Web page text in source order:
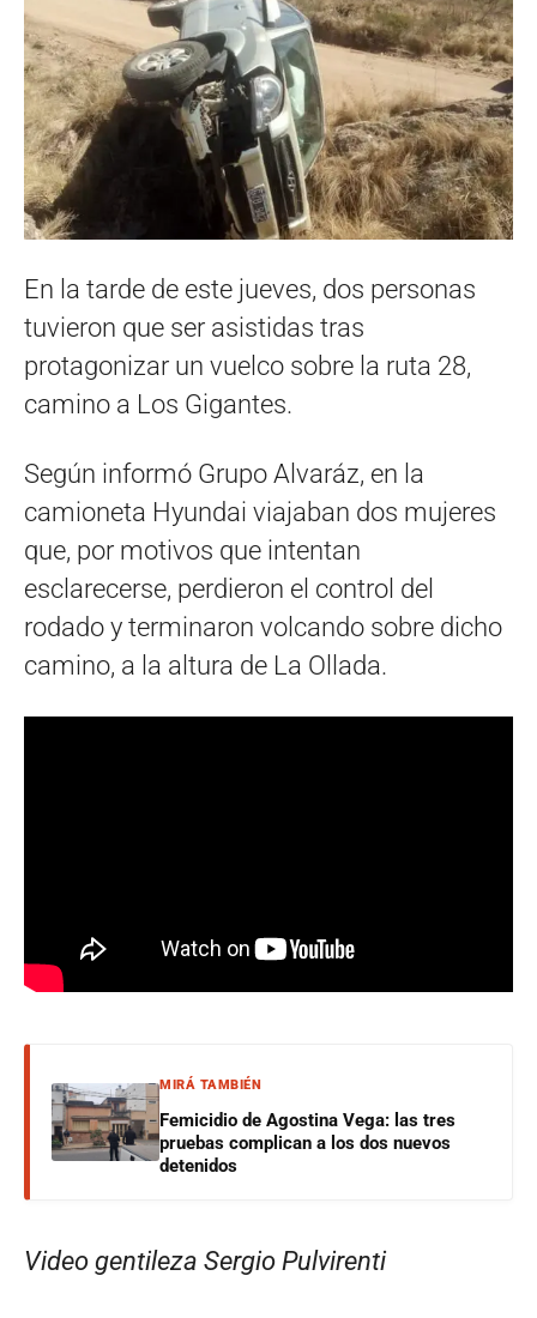
En la tarde de este jueves, dos personas
tuvieron que ser asistidas tras
protagonizar un vuelco sobre la ruta 28,
camino a Los Gigantes.
Según informó Grupo Alvaráz, en la
camioneta Hyundai viajaban dos mujeres
que, por motivos que intentan
esclarecerse, perdieron el control del
rodado y terminaron volcando sobre dicho
camino, a la altura de La Ollada.
MIRÁ TAMBIÉN
Femicidio de Agostina Vega: las tres
pruebas complican a los dos nuevos
detenidos
Video gentileza Sergio Pulvirenti